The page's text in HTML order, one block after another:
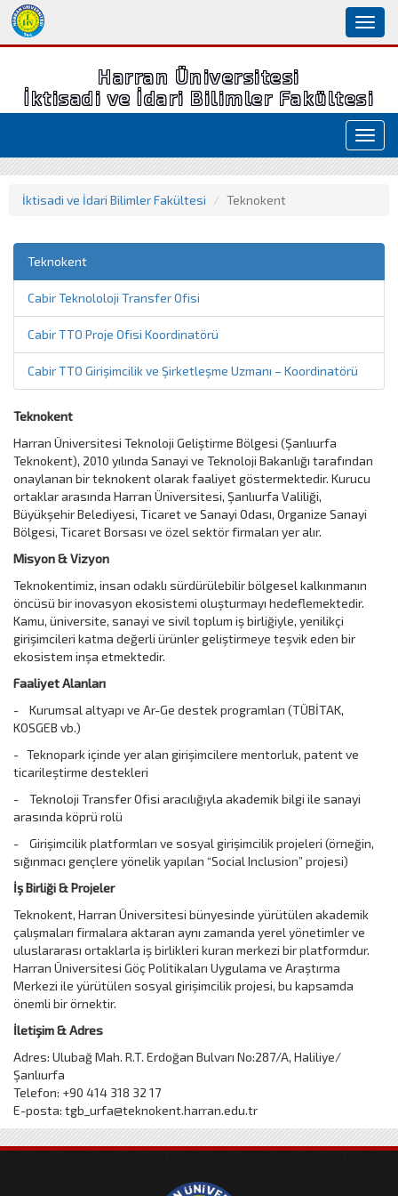
Harran Üniversitesi
İktisadi ve İdari Bilimler Fakültesi
İktisadi ve İdari Bilimler Fakültesi Teknokent
Teknokent
Cabir Teknololoji Transfer Ofisi
Cabir TTO Proje Ofisi Koordinatörü
Cabir TTO Girişimcilik ve Şirketleşme Uzmanı – Koordinatörü
Teknokent
Harran Üniversitesi Teknoloji Geliştirme Bölgesi (Şanlıurfa
Teknokent), 2010 yılında Sanayi ve Teknoloji Bakanlığı tarafından
onaylanan bir teknokent olarak faaliyet göstermektedir. Kurucu
ortaklar arasında Harran Üniversitesi, Şanlıurfa Valiliği,
Büyükşehir Belediyesi, Ticaret ve Sanayi Odası, Organize Sanayi
Bölgesi, Ticaret Borsası ve özel sektör firmaları yer alır.
Misyon & Vizyon
Teknokentimiz, insan odaklı sürdürülebilir bölgesel kalkınmanın
öncüsü bir inovasyon ekosistemi oluşturmayı hedeflemektedir.
Kamu, üniversite, sanayi ve sivil toplum iş birliğiyle, yenilikçi
girişimcileri katma değerli ürünler geliştirmeye teşvik eden bir
ekosistem inşa etmektedir.
Faaliyet Alanları
- Kurumsal altyapı ve Ar-Ge destek programları (TÜBİTAK,
KOSGEB vb.)
- Teknopark içinde yer alan girişimcilere mentorluk, patent ve
ticarileştirme destekleri
- Teknoloji Transfer Ofisi aracılığıyla akademik bilgi ile sanayi
arasında köprü rolü
- Girişimcilik platformları ve sosyal girişimcilik projeleri (örneğin,
sığınmacı gençlere yönelik yapılan “Social Inclusion” projesi)
İş Birliği & Projeler
Teknokent, Harran Üniversitesi bünyesinde yürütülen akademik
çalışmaları firmalara aktaran aynı zamanda yerel yönetimler ve
uluslararası ortaklarla iş birlikleri kuran merkezi bir platformdur.
Harran Üniversitesi Göç Politikaları Uygulama ve Araştırma
Merkezi ile yürütülen sosyal girişimcilik projesi, bu kapsamda
önemli bir örnektir.
İletişim & Adres
Adres: Ulubağ Mah. R.T. Erdoğan Bulvarı No:287/A, Haliliye/
Şanlıurfa
Telefon: +90 414 318 32 17
E-posta: tgb_urfa@teknokent.harran.edu.tr